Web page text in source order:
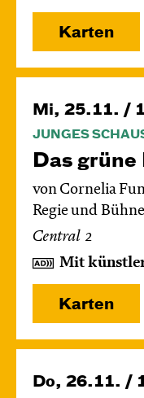
Karten
Mi, 25.11. /
JUNGES
Das
von Cornelia
Regie und
Central 2
Mit
Karten
Do, 26.11. /